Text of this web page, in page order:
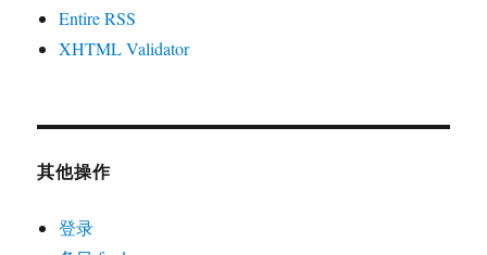
Entire RSS
XHTML Validator
其他操作
登录